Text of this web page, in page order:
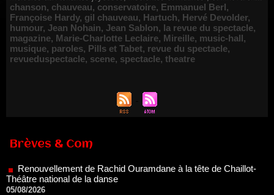
chanson, chauveau, conservatoire, Emmanuel Berl,
Françoise Hardy, gil chauveau, Hartuch, Hervé Devolder,
humour, Jean Nohain, Jean Sablon, la revue du spectacle,
magazine, Marie-Charlotte Leclaire, Mireille, music-hall,
musique, paroles, Pills et Tabet, revue du spectacle,
revueduspectacle, scene, spectacle, theatre
Brèves & Com
Renouvellement de Rachid Ouramdane à la tête de Chaillot-
05/08/2026
Nomination de Jérôme Montchal à la direction du Phénix,
Scène nationale de Valenciennes Métropole